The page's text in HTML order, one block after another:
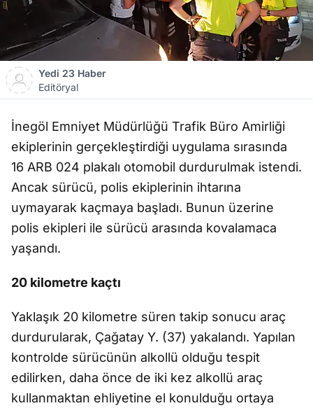
Yedi 23 Haber
Editöryal
İnegöl Emniyet Müdürlüğü Trafik Büro Amirliği
ekiplerinin gerçekleştirdiği uygulama sırasında
16 ARB 024 plakalı otomobil durdurulmak istendi.
Ancak sürücü, polis ekiplerinin ihtarına
uymayarak kaçmaya başladı. Bunun üzerine
polis ekipleri ile sürücü arasında kovalamaca
yaşandı.
20 kilometre kaçtı
Yaklaşık 20 kilometre süren takip sonucu araç
durdurularak, Çağatay Y. (37) yakalandı. Yapılan
kontrolde sürücünün alkollü olduğu tespit
edilirken, daha önce de iki kez alkollü araç
kullanmaktan ehliyetine el konulduğu ortaya